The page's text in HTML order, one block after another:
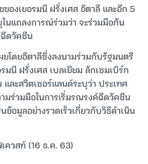
องเยอรมนี ฝรั่งเศส อิตาลี และอีก 5
ในแถลงการณ์ร่วมว่า จะร่วมมือกัน
ดวัคซีน
โดยอิตาลีซึ่งลงนามร่วมกับรัฐมนตรี
มนี ฝรั่งเศส เบลเยียม ลักเซมเบิร์ก
และสวิตเซอร์แลนด์ระบุว่า ประเทศ
มร่วมมือในการเริ่มรณรงค์ฉีดวัคซีน
ข้อมูลอย่างรวดเร็วเกี่ยวกับวิธีดำเนิน
ควสท์ (16 ธ.ค. 63)